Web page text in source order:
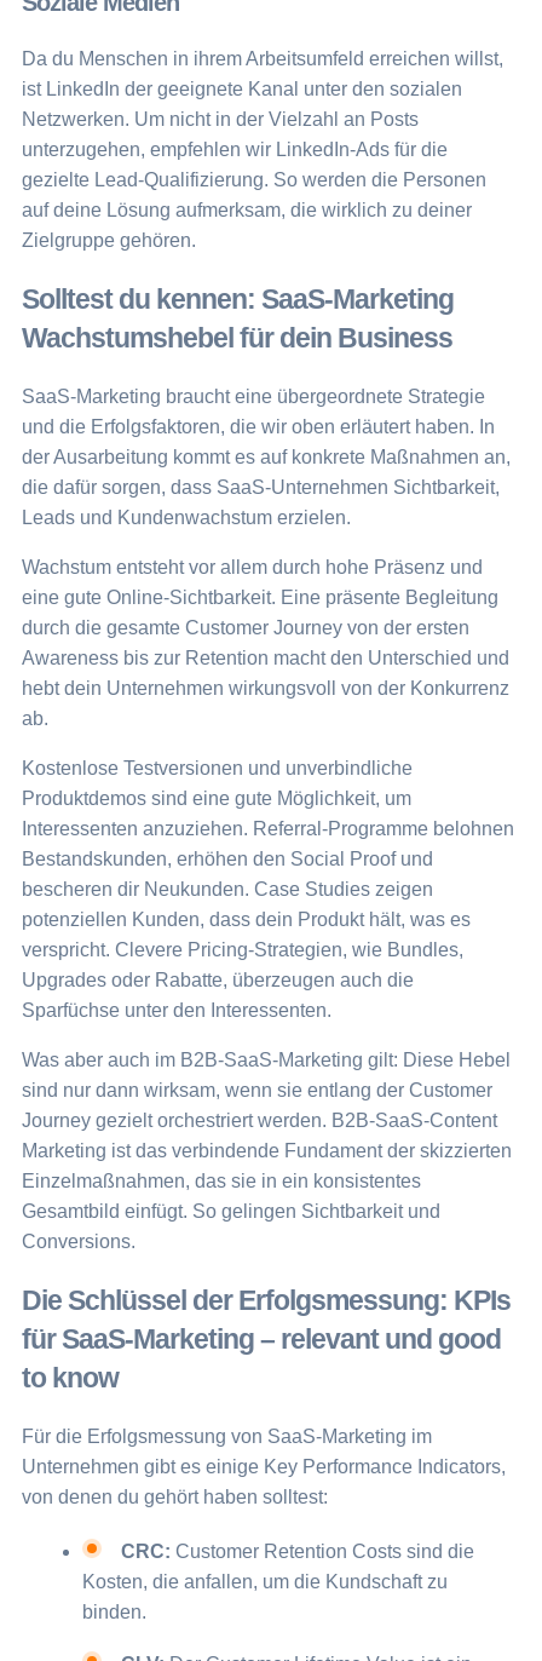
Da du Menschen in ihrem Arbeitsumfeld erreichen willst,
ist LinkedIn der geeignete Kanal unter den sozialen
Netzwerken. Um nicht in der Vielzahl an Posts
unterzugehen, empfehlen wir LinkedIn-Ads für die
gezielte Lead-Qualifizierung. So werden die Personen
auf deine Lösung aufmerksam, die wirklich zu deiner
Zielgruppe gehören.
Solltest du kennen: SaaS-Marketing
Wachstumshebel für dein Business
SaaS-Marketing braucht eine übergeordnete Strategie
und die Erfolgsfaktoren, die wir oben erläutert haben. In
der Ausarbeitung kommt es auf konkrete Maßnahmen an,
die dafür sorgen, dass SaaS-Unternehmen Sichtbarkeit,
Leads und Kundenwachstum erzielen.
Wachstum entsteht vor allem durch hohe Präsenz und
eine gute Online-Sichtbarkeit. Eine präsente Begleitung
durch die gesamte Customer Journey von der ersten
Awareness bis zur Retention macht den Unterschied und
hebt dein Unternehmen wirkungsvoll von der Konkurrenz
ab.
Kostenlose Testversionen und unverbindliche
Produktdemos sind eine gute Möglichkeit, um
Interessenten anzuziehen. Referral-Programme belohnen
Bestandskunden, erhöhen den Social Proof und
bescheren dir Neukunden. Case Studies zeigen
potenziellen Kunden, dass dein Produkt hält, was es
verspricht. Clevere Pricing-Strategien, wie Bundles,
Upgrades oder Rabatte, überzeugen auch die
Sparfüchse unter den Interessenten.
Was aber auch im B2B-SaaS-Marketing gilt: Diese Hebel
sind nur dann wirksam, wenn sie entlang der Customer
Journey gezielt orchestriert werden. B2B-SaaS-Content
Marketing ist das verbindende Fundament der skizzierten
Einzelmaßnahmen, das sie in ein konsistentes
Gesamtbild einfügt. So gelingen Sichtbarkeit und
Conversions.
Die Schlüssel der Erfolgsmessung: KPIs
für SaaS-Marketing – relevant und good
to know
Für die Erfolgsmessung von SaaS-Marketing im
Unternehmen gibt es einige Key Performance Indicators,
von denen du gehört haben solltest:
CRC: Customer Retention Costs sind die
Kosten, die anfallen, um die Kundschaft zu
binden.